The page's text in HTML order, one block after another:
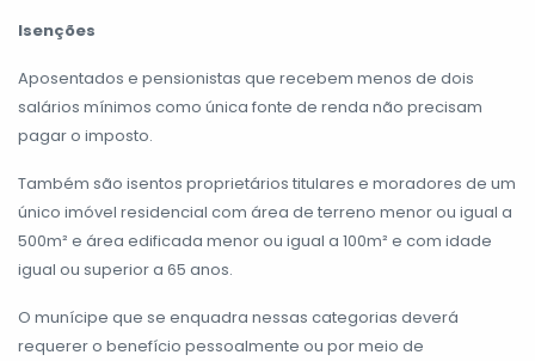
Isenções
Aposentados e pensionistas que recebem menos de dois
salários mínimos como única fonte de renda não precisam
pagar o imposto.
Também são isentos proprietários titulares e moradores de um
único imóvel residencial com área de terreno menor ou igual a
500m² e área edificada menor ou igual a 100m² e com idade
igual ou superior a 65 anos.
O munícipe que se enquadra nessas categorias deverá
requerer o benefício pessoalmente ou por meio de